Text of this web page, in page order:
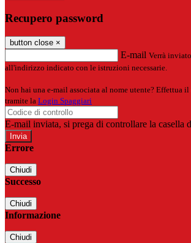
Recupero password
button close ×
E-mail Verrà
all'indirizzo indicato con le istruzioni necessarie.
Non hai una e-mail associata al nome utente? Effettua il
tramite la Login Spaggiari
E-mail inviata, si prega di controllare la casella
Errore
Chiudi
Successo
Chiudi
Informazione
Chiudi